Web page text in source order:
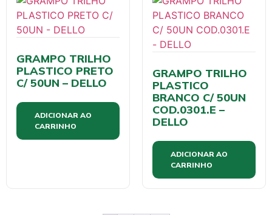
GRAMPO TRILHO
PLASTICO PRETO
C/ 50UN – DELLO
ADICIONAR AO
CARRINHO
GRAMPO TRILHO
PLASTICO
BRANCO C/ 50UN
COD.0301.E –
DELLO
ADICIONAR AO
CARRINHO